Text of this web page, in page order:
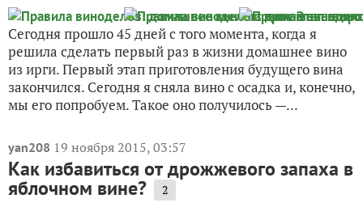
Сегодня прошло 45 дней с того момента, когда я
решила сделать первый раз в жизни домашнее вино
из ирги. Первый этап приготовления будущего вина
закончился. Сегодня я сняла вино с осадка и, конечно,
мы его попробуем. Такое оно получилось —...
yan208 19 ноября 2015, 03:57
Как избавиться от дрожжевого запаха в
яблочном вине? 2